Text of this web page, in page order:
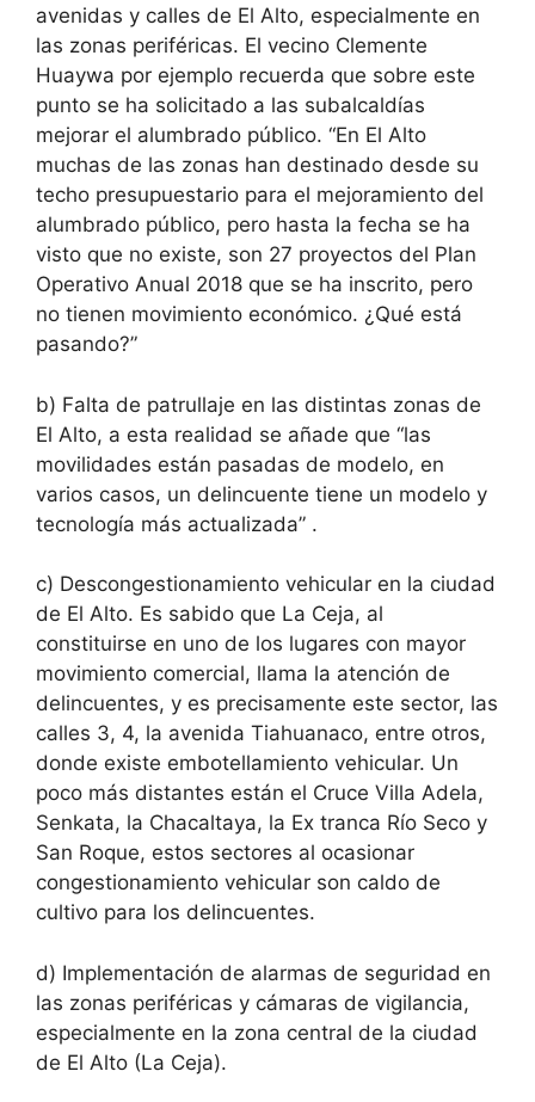
avenidas y calles de El Alto, especialmente en
las zonas periféricas. El vecino Clemente
Huaywa por ejemplo recuerda que sobre este
punto se ha solicitado a las subalcaldías
mejorar el alumbrado público. “En El Alto
muchas de las zonas han destinado desde su
techo presupuestario para el mejoramiento del
alumbrado público, pero hasta la fecha se ha
visto que no existe, son 27 proyectos del Plan
Operativo Anual 2018 que se ha inscrito, pero
no tienen movimiento económico. ¿Qué está
pasando?”
b) Falta de patrullaje en las distintas zonas de
El Alto, a esta realidad se añade que “las
movilidades están pasadas de modelo, en
varios casos, un delincuente tiene un modelo y
tecnología más actualizada” .
c) Descongestionamiento vehicular en la ciudad
de El Alto. Es sabido que La Ceja, al
constituirse en uno de los lugares con mayor
movimiento comercial, llama la atención de
delincuentes, y es precisamente este sector, las
calles 3, 4, la avenida Tiahuanaco, entre otros,
donde existe embotellamiento vehicular. Un
poco más distantes están el Cruce Villa Adela,
Senkata, la Chacaltaya, la Ex tranca Río Seco y
San Roque, estos sectores al ocasionar
congestionamiento vehicular son caldo de
cultivo para los delincuentes.
d) Implementación de alarmas de seguridad en
las zonas periféricas y cámaras de vigilancia,
especialmente en la zona central de la ciudad
de El Alto (La Ceja).